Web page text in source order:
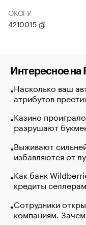
ОКОГУ
4210015
Интересное на
Насколько ваш
атрибутов
Казино
разрушают
Выживают
избавляются от
Как банк
кредиты
Сотрудники
компаниям.